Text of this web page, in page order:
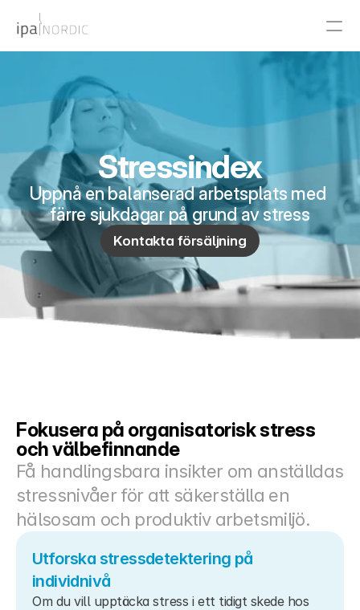
Design
Content
Publish
RESOURCES
Blog
About
COMMUNITY
Join
Events
Experts
Stressindex
Uppnå en balanserad arbetsplats med
färre sjukdagar på grund av stress
Kontakta försäljning
Fokusera på organisatorisk stress
och välbefinnande
Få handlingsbara insikter om anställdas
stressnivåer för att säkerställa en
hälsosam och produktiv arbetsmiljö.
Utforska stressdetektering på
individnivå
Om du vill upptäcka stress i ett tidigt skede hos